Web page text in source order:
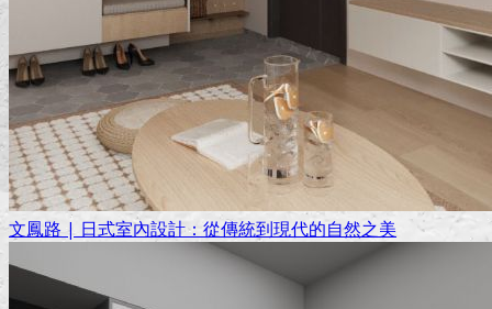
文鳳路 | 日式室內設計：從傳統到現代的自然之美